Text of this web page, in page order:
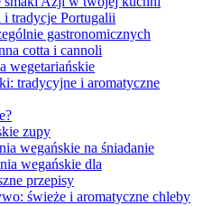
tradycje Portugalii
gastronomicznych
cotta i cannoli
wegetariańskie
tradycyjne i aromatyczne
zupy
wegańskie na śniadanie
wegańskie dla
przepisy
świeże i aromatyczne chleby